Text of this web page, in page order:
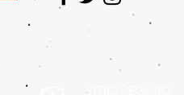
SITIO SEGURO